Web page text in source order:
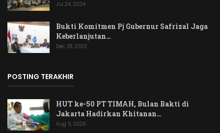
Jul 24, 2024
Bukti Komitmen Pj Gubernur Safrizal Jaga
Keberlanjutan…
Dec 28, 2023
POSTING TERAKHIR
HUT ke-50 PT TIMAH, Bulan Bakti di
Jakarta Hadirkan Khitanan…
Aug 6, 2026